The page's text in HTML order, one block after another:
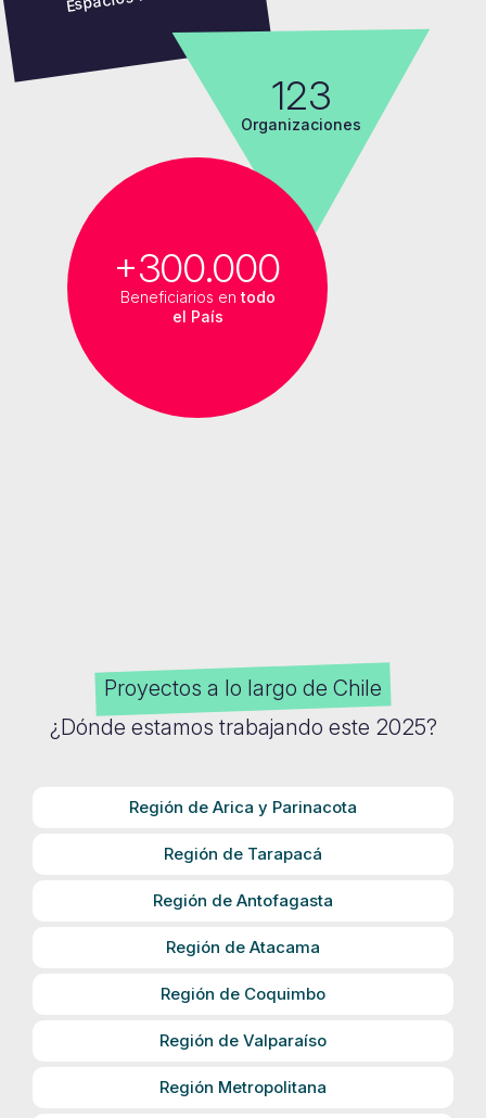
123
Organizaciones
+300.000
Beneficiarios entodo
el País
Proyectos a lo largo de Chile
¿Dónde estamos trabajando este 2025?
Región de Arica y Parinacota
Región de Tarapacá
Región de Antofagasta
Región de Atacama
Región de Coquimbo
Región de Valparaíso
Región Metropolitana